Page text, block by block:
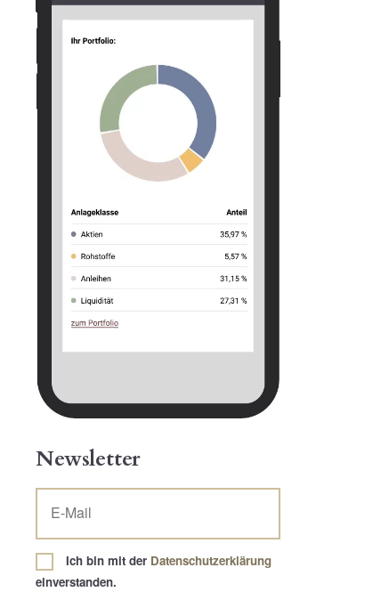
Newsletter
Ich bin mit der Datenschutzerklärung
einverstanden.